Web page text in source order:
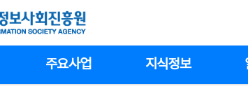
주요사업 지식정보